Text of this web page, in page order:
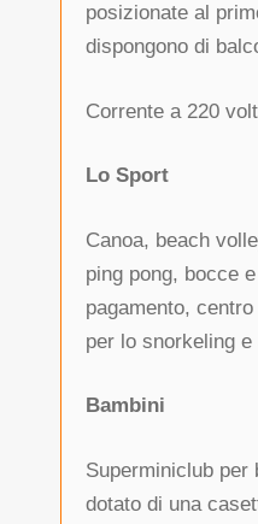
posizionate al
dispongono di
Corrente a 220
Lo Sport
Canoa, beach
ping pong, bocce
pagamento,
per lo snorkeling e
Bambini
Superminiclub per
dotato di una